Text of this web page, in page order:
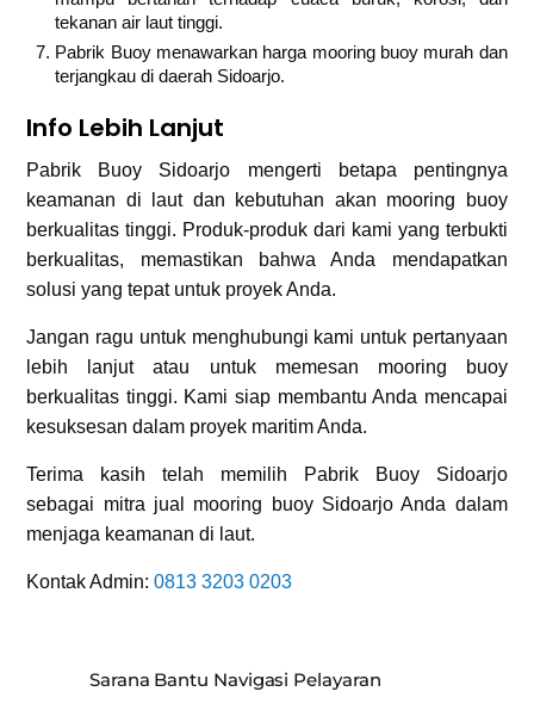
tekanan air laut tinggi.
Pabrik Buoy menawarkan harga mooring buoy murah dan
terjangkau di daerah Sidoarjo.
Info Lebih Lanjut
Pabrik Buoy Sidoarjo mengerti betapa pentingnya
keamanan di laut dan kebutuhan akan mooring buoy
berkualitas tinggi. Produk-produk dari kami yang terbukti
berkualitas, memastikan bahwa Anda mendapatkan
solusi yang tepat untuk proyek Anda.
Jangan ragu untuk menghubungi kami untuk pertanyaan
lebih lanjut atau untuk memesan mooring buoy
berkualitas tinggi. Kami siap membantu Anda mencapai
kesuksesan dalam proyek maritim Anda.
Terima kasih telah memilih Pabrik Buoy Sidoarjo
sebagai mitra jual mooring buoy Sidoarjo Anda dalam
menjaga keamanan di laut.
Kontak Admin:0813 3203 0203
Sarana Bantu Navigasi Pelayaran